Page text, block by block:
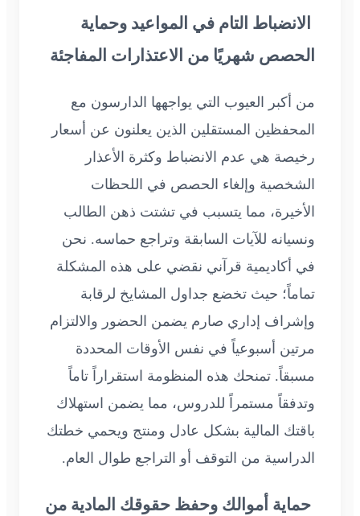
الانضباط التام في المواعيد وحماية
الحصص شهريًا من الاعتذارات المفاجئة
من أكبر العيوب التي يواجهها الدارسون مع
المحفظين المستقلين الذين يعلنون عن أسعار
رخيصة هي عدم الانضباط وكثرة الأعذار
الشخصية وإلغاء الحصص في اللحظات
الأخيرة، مما يتسبب في تشتت ذهن الطالب
ونسیانه للآيات السابقة وتراجع حماسه. نحن
في أكاديمية قرآني نقضي على هذه المشكلة
تماماً؛ حيث تخضع جداول المشايخ لرقابة
وإشراف إداري صارم يضمن الحضور والالتزام
مرتين أسبوعياً في نفس الأوقات المحددة
مسبقاً. تمنحك هذه المنظومة استقراراً تاماً
وتدفقاً مستمراً للدروس، مما يضمن استهلاك
باقتك المالية بشكل عادل ومنتج ويحمي خطتك
الدراسية من التوقف أو التراجع طوال العام.
حماية أموالك وحفظ حقوقك المادية من